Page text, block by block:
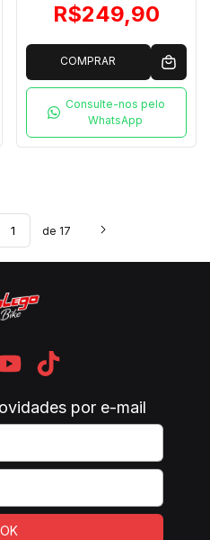
R$249,90
COMPRAR
Consulte-nos pelo
WhatsApp
de 17
por e-mail